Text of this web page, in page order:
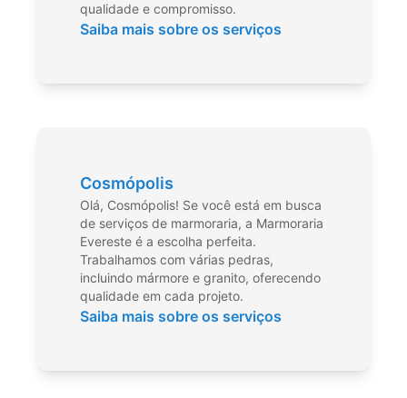
qualidade e compromisso.
Saiba mais sobre os serviços
Cosmópolis
Olá, Cosmópolis! Se você está em busca
de serviços de marmoraria, a Marmoraria
Evereste é a escolha perfeita.
Trabalhamos com várias pedras,
incluindo mármore e granito, oferecendo
qualidade em cada projeto.
Saiba mais sobre os serviços